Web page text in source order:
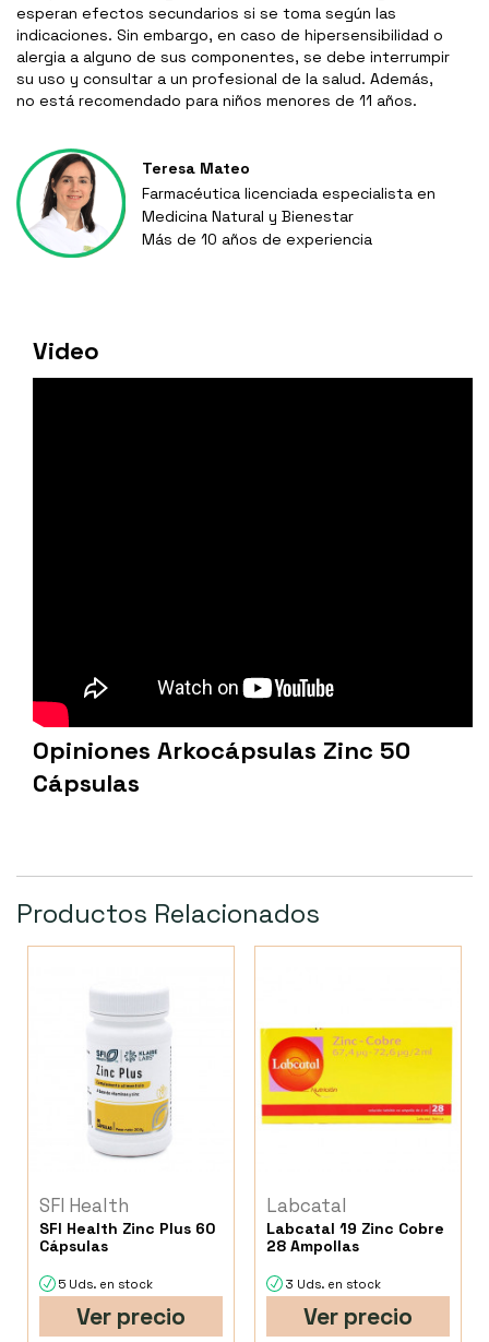
esperan efectos secundarios si se toma según las
indicaciones. Sin embargo, en caso de hipersensibilidad o
alergia a alguno de sus componentes, se debe interrumpir
su uso y consultar a un profesional de la salud. Además,
no está recomendado para niños menores de 11 años.
Teresa Mateo
Farmacéutica licenciada especialista en
Medicina Natural y Bienestar
Más de 10 años de experiencia
Video
Opiniones Arkocápsulas Zinc 50
Cápsulas
Productos Relacionados
SFI Health
SFI Health Zinc Plus 60
Cápsulas
5 Uds. en stock
Ver precio
Labcatal
Labcatal 19 Zinc Cobre
28 Ampollas
3 Uds. en stock
Ver precio